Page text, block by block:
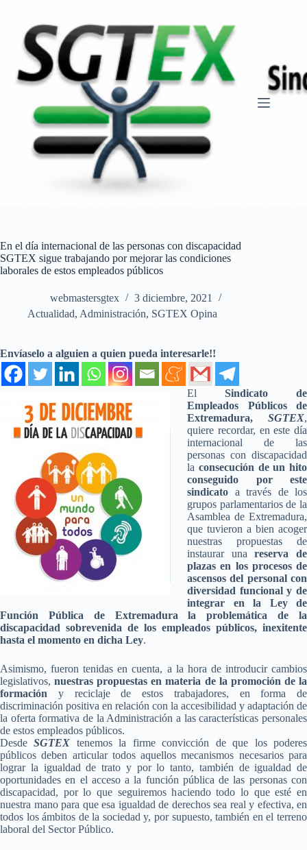
contenido
En el día internacional de las personas con discapacidad
SGTEX sigue trabajando por mejorar las condiciones
laborales de estos empleados públicos
webmastersgtex
3 diciembre, 2021
Actualidad, Administración, SGTEX Opina
Envíaselo a alguien a quien pueda interesarle!!
El Sindicato de
Empleados Públicos de
Extremadura, SGTEX,
quiere recordar, en este día
internacional de las
personas con discapacidad
la consecución de un hito
conseguido por este
sindicato a través de los
grupos parlamentarios de la
Asamblea de Extremadura,
que tuvieron a bien acoger
nuestras propuestas de
instaurar unareserva de
plazas en los procesos de
ascensos del personal con
diversidad funcional y de
integrar en la Ley de
Función Pública de Extremadura la problemática de la
discapacidad sobrevenida de los empleados públicos, inexitente
hasta el momento en dicha Ley.
Asimismo, fueron tenidas en cuenta, a la hora de introducir cambios
legislativos,nuestras propuestas en materia de la promoción de la
formación y reciclaje de estos trabajadores, en forma de
discriminación positiva en relación con la accesibilidad y adaptación de
la oferta formativa de la Administración a las características personales
de estos empleados públicos.
Desde SGTEX tenemos la firme convicción de que los poderes
públicos deben articular todos aquellos mecanismos necesarios para
lograr la igualdad de trato y por lo tanto, también de igualdad de
oportunidades en el acceso a la función pública de las personas con
discapacidad, por lo que seguiremos haciendo todo lo que esté en
nuestra mano para que esa igualdad de derechos sea real y efectiva, en
todos los ámbitos de la sociedad y, por supuesto, también en el terreno
laboral del Sector Público.